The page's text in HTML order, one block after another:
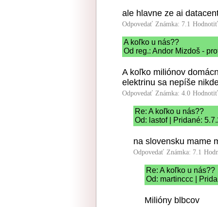
ale hlavne ze ai
Odpovedať Známka: 7.1
A koľko u nás??
Od reg.: Andor Mizdoš -
A koľko miliónov
elektrinu sa nepíše
Odpovedať Známka: 4.0
Re: A koľko u nás??
Od: lastof | Pridané:
na slovensku mame
Odpovedať Známka: 7.1
Re: A koľko u nás??
Od: martinccc |
Milióny blbcov